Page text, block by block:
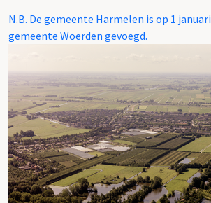
N.B. De gemeente Harmelen is op 1
gemeente Woerden gevoegd.